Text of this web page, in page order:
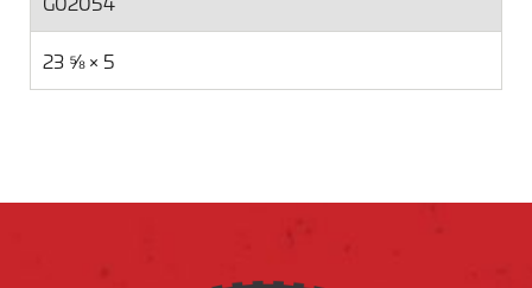
23 ⅝ × 5